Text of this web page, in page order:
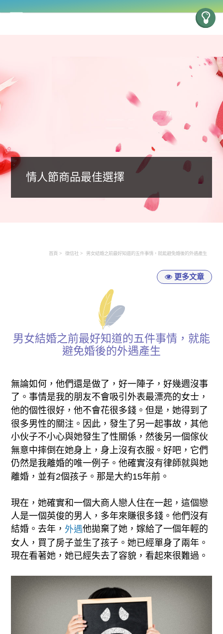
情人節商品最佳選擇
首頁 徵信社 男女結婚之前最好知道的五件事情，就能避免婚後的外遇產生
更多文章
男女結婚之前最好知道的五件事情，就能
避免婚後的外遇產生
無論如何，他們還是做了，好一陣子，好幾週沒事
了。事情是我的朋友不會吸引外表最漂亮的女士，
他的個性很好，他不會花很多錢。但是，她得到了
很多男性的關注。因此，發生了另一起事故，其他
小伙子不小心與她發生了性關係，然後另一個傢伙
無意中摔倒在她身上，身上沒有衣服。好吧，它們
仍然是我離婚的唯一例子。他確實沒有律師就與她
離婚，並有2個孩子。那是大約15年前。
現在，她確實和一個大商人戀人住在一起，這個戀
人是一個英俊的男人，多年來賺很多錢。他們沒有
結婚。去年，外遇他拋棄了她，嫁給了一個年輕的
女人，買了房子並生了孩子。她已經單身了兩年。
現在看著她，她已經失去了容貌，看起來很難過。